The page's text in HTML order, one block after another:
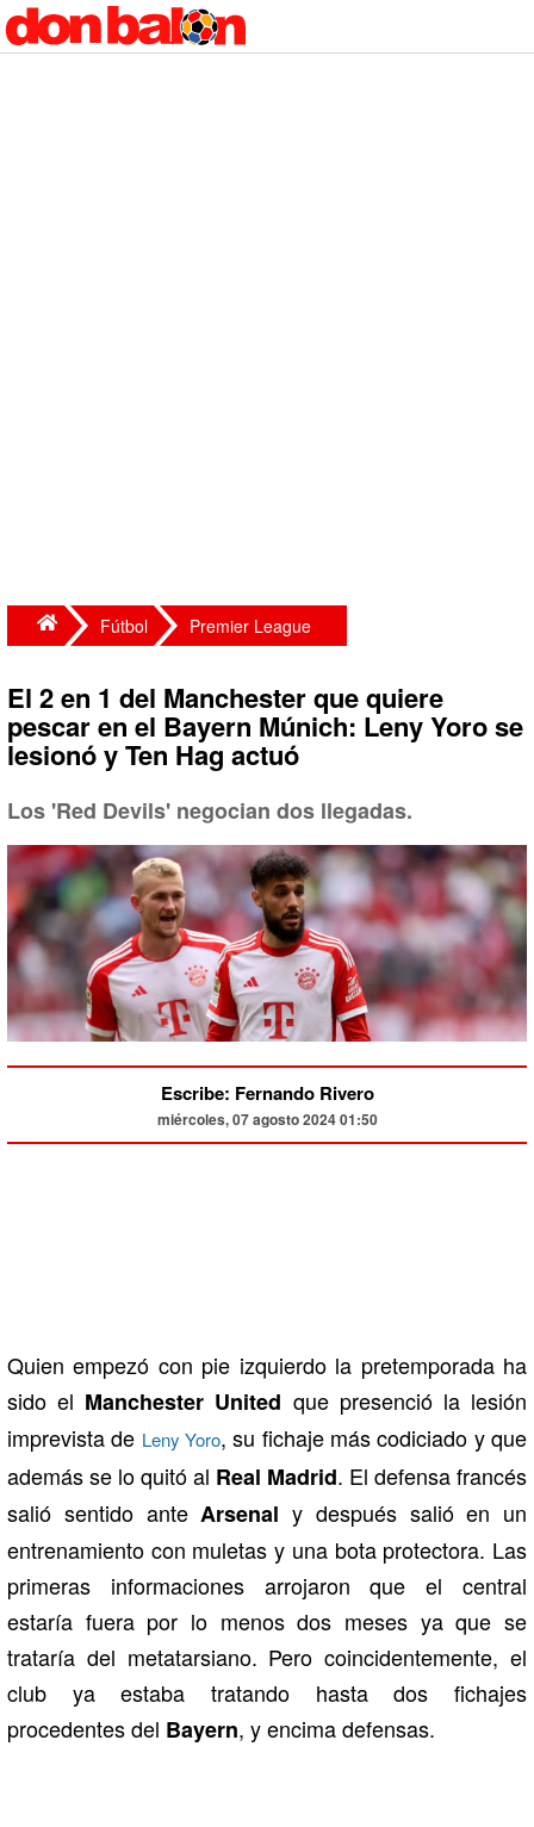
Fútbol Premier League
El 2 en 1 del Manchester que quiere
pescar en el Bayern Múnich: Leny Yoro se
lesionó y Ten Hag actuó
Los 'Red Devils' negocian dos llegadas.
Escribe: Fernando Rivero
miércoles, 07 agosto 2024 01:50
Quien empezó con pie izquierdo la pretemporada ha
sido el Manchester United que presenció la lesión
imprevista de Leny Yoro, su fichaje más codiciado y que
además se lo quitó al Real Madrid. El defensa francés
salió sentido ante Arsenal y después salió en un
entrenamiento con muletas y una bota protectora. Las
primeras informaciones arrojaron que el central
estaría fuera por lo menos dos meses ya que se
trataría del metatarsiano. Pero coincidentemente, el
club ya estaba tratando hasta dos fichajes
procedentes del Bayern, y encima defensas.